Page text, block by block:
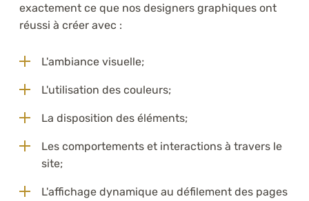
exactement ce que nos designers graphiques ont
réussi à créer avec :
L'ambiance visuelle;
L'utilisation des couleurs;
La disposition des éléments;
Les comportements et interactions à travers le
site;
L'affichage dynamique au défilement des pages